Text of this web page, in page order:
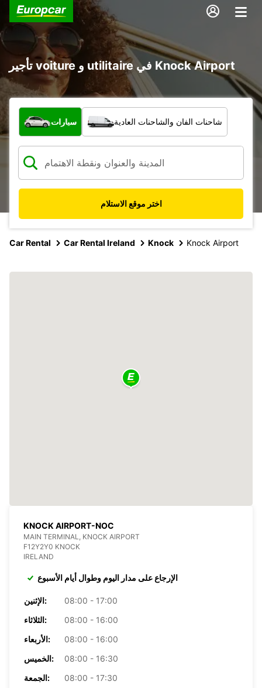
تأجير voiture و utilitaire في Knock Airport
ما نوع المركبة؟
سيارات شاحنات الفان والشاحنات العادية
اختر موقع الاستلام
Car Rental Car Rental Ireland Knock Knock Airport
KNOCK AIRPORT-NOC
MAIN TERMINAL, KNOCK AIRPORT
F12Y2Y0 KNOCK
IRELAND
الإرجاع على مدار اليوم وطوال أيام الأسبوع
الإثنين:
08:00 - 17:00
الثلاثاء:
08:00 - 16:00
الأربعاء:
08:00 - 16:00
الخميس:
08:00 - 16:30
الجمعة:
08:00 - 17:30